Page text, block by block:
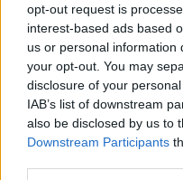
opt-out request is
interest-based ads based
us or personal information
your opt-out. You may
disclosure of your
IAB’s list of downstream
also be disclosed by us to
Downstream Participants
Otakar Hobza: Česko:
8.7.2026
Diskuse: 13
aspoň velmi tmavá krytina.